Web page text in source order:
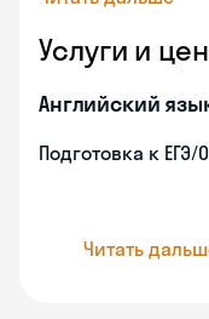
Услуги и
Английский
Подготовка к ЕГЭ/
Читать